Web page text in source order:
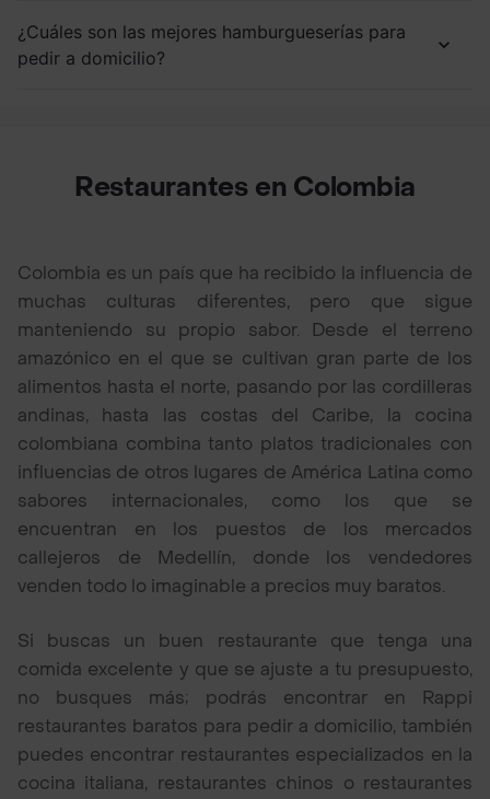
¿Cuáles son las mejores hamburgueserías para
pedir a domicilio?
Restaurantes en Colombia
Colombia es un país que ha recibido la influencia de
muchas culturas diferentes, pero que sigue
manteniendo su propio sabor. Desde el terreno
amazónico en el que se cultivan gran parte de los
alimentos hasta el norte, pasando por las cordilleras
andinas, hasta las costas del Caribe, la cocina
colombiana combina tanto platos tradicionales con
influencias de otros lugares de América Latina como
sabores internacionales, como los que se
encuentran en los puestos de los mercados
callejeros de Medellín, donde los vendedores
venden todo lo imaginable a precios muy baratos.
Si buscas un buen restaurante que tenga una
comida excelente y que se ajuste a tu presupuesto,
no busques más; podrás encontrar en Rappi
restaurantes baratos para pedir a domicilio, también
puedes encontrar restaurantes especializados en la
cocina italiana, restaurantes chinos o restaurantes